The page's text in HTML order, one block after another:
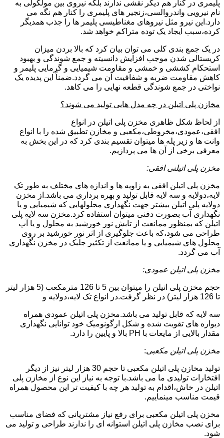
پلیمری در کنار هم دیگر نقشی ندارند بلکه نیروی بین مولکولی به
نام نیرویی واندروالسی،زنجیر های پلیمری را کنار هم نگه می
دارد.این نیرو مثل نیروهای مغناطیسی پلیمر ها را جذب همدیگر
کرده،سبب ایجاد یک توده متراکم خواهد شد.
در یک جمع بندی کلی می توان بیان کرد که بالا بردن میزان
کریستالی شدن موجب افزایش دانسیته و جمع شوندگی و بهبود
استحکام کششی و خمشی و مقاومت شیمیایی و گرمایی پلیمر و
کاهش مقاومت ضربه و شفافیت آن می گردد.ضمناً این پدیده یک
نواختی در جمع شوندگی قطعه نهایی را می کاهد.
مخازن پلی اتیلن در چه مدل هایی تولید می شوند؟
از لحاظ شکل ظاهری مخزن پلی اتیلن در انواع
افقی،عمودی،مخروطی،مکعبی و مخازن تطبیق شده را با انواع
وانت ها و زیر پله ها میتوان تقسیم بندی کرد که در این بخش به
معرفی برخی از آن ها می پردازیم.
مخزن پلی اتیلنی افقی:
مخزن پلی اتیلن افقی به زاویه ها و اندازه های مختلف به طور تک
لایه،دولایه و سه لایه قابل تولید و بهره برداری می باشد.از مخزن
دولایه پلی اتیلن بیشتر جهت نگهداری محلولهایی که شیمیایی و یا
نگهداری آب بصورت دفنی میتوان استفاده کرد.مخزن سه لایه پلی
اتیلن که بمنظور ممانعت از تابش نور خورشید به محلول و یا آب
طراحی می شود،که باعث جلوگیری از اثر نور خورشید بر روی
محلول های شیمیایی و یا ممانعت از تکثیر جلبک در مخزن نگهداری
آب می گردد.
مخزن پلی اتیلن عمودی:
حجم مخزن پلی اتیلن را میتوان بین 5 تا 126 مترمکعب (5 هزار لیتر
تا 126 هزار لیتر) در نظر گرفت.در انواع تک لایه،دولایه و
سه لایه که قابل تولید می باشد.مخزن پلی اتیلن عمودی همراه
دیواره های تقویت شده و شکل ارگونومیک خود توانایی نگهداری
مقدار بالایی از مایعات با PH بالا و پایین را دارد.
مخزن پلی اتیلن مکعبی:
تولید مخازن پلی اتیلن مکعبی تا حجم 30 هزار لیتر نیز از دیگر
افتخارات تولیدی ما می باشد.با توجه به نیاز این نوع از مخازن پلی
اتیلن در خاش،اقدام به تولید هر چه با کیفیت تر این محصول همراه
قیمت مناسب مینماییم.
مخزن پلی اتیلن مکعبی برای رفع نیاز مشتریانی که فضای مناسب
برای نصب مخازن پلی اتیلن استوانه ای را ندارند طراحی و تولید می
شود.